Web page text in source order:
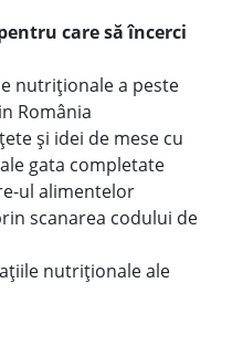
care să încerci
nutriționale a peste
România
și idei de mese cu
gata completate
ul alimentelor
scanarea codului de
nutriționale ale